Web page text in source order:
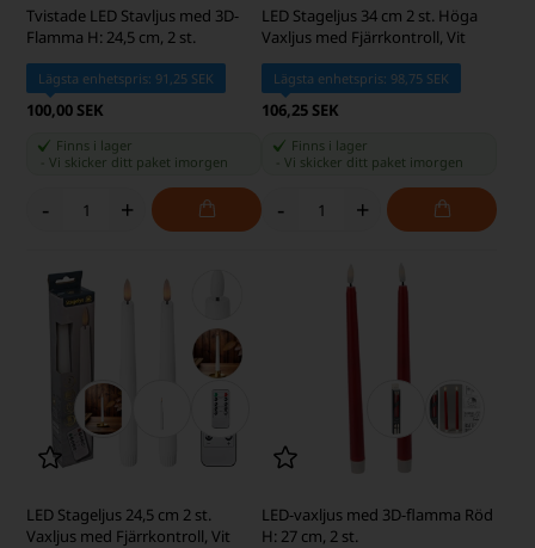
Tvistade LED Stavljus med 3D-
Flamma H: 24,5 cm, 2 st.
Lägsta enhetspris: 91,25 SEK
100,00 SEK
Finns i lager
-Vi skicker ditt paket imorgen
- +
LED Stageljus 34 cm 2 st. Höga
Vaxljus med Fjärrkontroll, Vit
Lägsta enhetspris: 98,75 SEK
106,25 SEK
Finns i lager
Vi skicker ditt paket imorgen
- +
LED Stageljus 24,5 cm 2 st.
Vaxljus med Fjärrkontroll, Vit
LED-vaxljus med 3D-flamma Röd
H: 27 cm, 2 st.